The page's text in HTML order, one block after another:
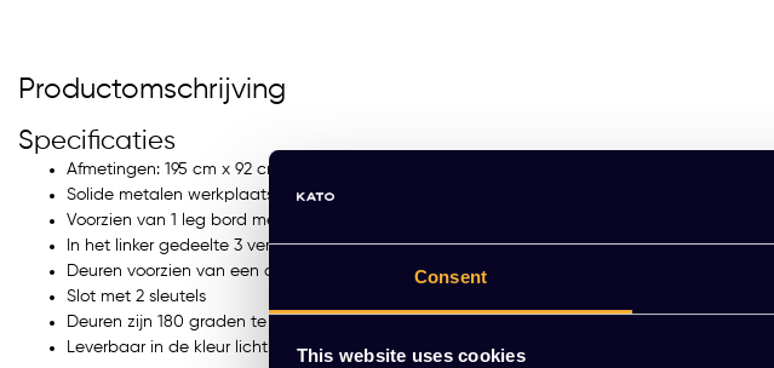
Consent
This website uses cookies
Productomschrijving
Specificaties
Afmetingen: 195 cm x 92 cm x 50 cm (h x b x d)
Solide metalen werkplaatskast
Voorzien van 1 leg bord met rechts daaronder jas haken
In het linker gedeelte 3 verstelbare leg borden
Deuren voorzien van een draaisluiting
Slot met 2 sleutels
Deuren zijn 180 graden te openen
Leverbaar in de kleur licht grijs (Ral 7035), zwart (Ral 9005) en antraciet (Ral 7016)